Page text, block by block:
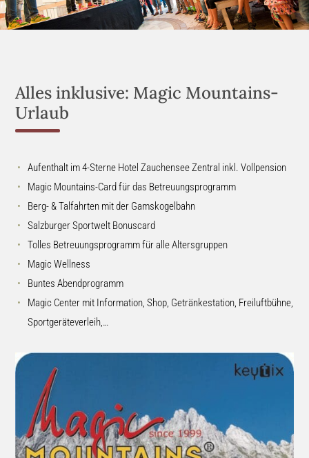
Alles inklusive: Magic Mountains-
Urlaub
Aufenthalt im 4-Sterne Hotel Zauchensee Zentral inkl. Vollpension
Magic Mountains-Card für das Betreuungsprogramm
Berg- & Talfahrten mit der Gamskogelbahn
Salzburger Sportwelt Bonuscard
Tolles Betreuungsprogramm für alle Altersgruppen
Magic Wellness
Buntes Abendprogramm
Magic Center mit Information, Shop, Getränkestation, Freiluftbühne,
Sportgeräteverleih,…